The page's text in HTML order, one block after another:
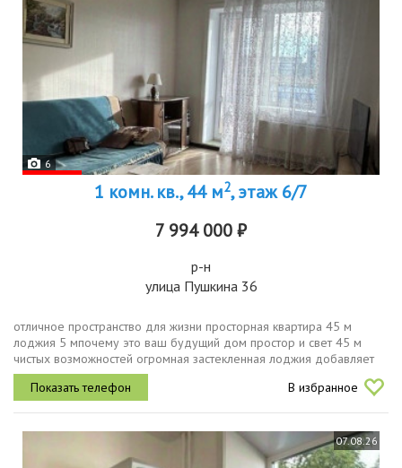
6
1 комн. кв., 44 м2, этаж 6/7
7 994 000 ₽
р-н
улица Пушкина 36
отличное пространство для жизни просторная квартира 45 м
лоджия 5 мпочему это ваш будущий дом простор и свет 45 м
чистых возможностей огромная застекленная лоджия добавляет
света. готовые бизнесрешения рассматриваете инвестицию это
отличный вариант...
В избранное
07.08.26